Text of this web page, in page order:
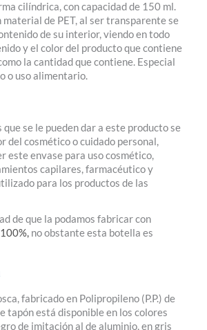
cilíndrica, con capacidad de 150 ml.
de PET, al ser transparente se
de su interior, viendo en todo
y el color del producto que contiene
la cantidad que contiene. Especial
o uso alimentario.
que se le pueden dar a este producto se
del cosmético o cuidado personal,
este envase para uso cosmético,
capilares, farmacéutico y
para los productos de las
de que la podamos fabricar con
no obstante esta botella es
fabricado en Polipropileno (P.P.) de
tapón está disponible en los colores
de imitación al de aluminio, en gris